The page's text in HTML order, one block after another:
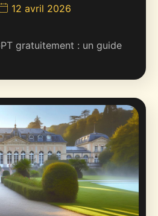
12 avril 2026
gratuitement : un guide